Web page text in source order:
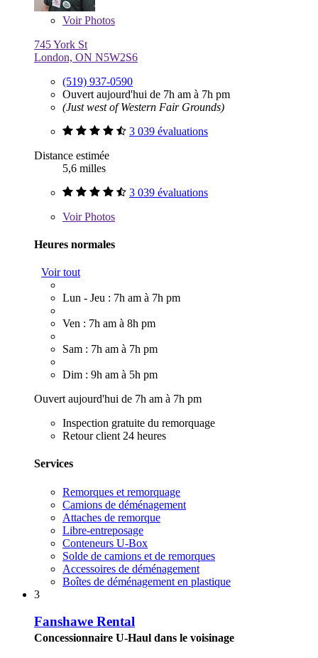
VoirPhotos
745 York St
London, ON N5W2S6
(519) 937-0590
Ouvert aujourd'hui de 7h am à 7h pm
(Just west of Western Fair Grounds)
3 039 évaluations
Distance estimée
5,6 milles
3 039 évaluations
VoirPhotos
Heures normales
Voir tout
Lun - Jeu : 7h am à 7h pm
Ven : 7h am à 8h pm
Sam : 7h am à 7h pm
Dim : 9h am à 5h pm
Ouvert aujourd'hui de 7h am à 7h pm
Inspection gratuite du remorquage
Retour client 24 heures
Services
Remorques et remorquage
Camions de déménagement
Attaches de remorque
Libre-entreposage
Conteneurs U-Box
Solde de camions et de remorques
Accessoires de déménagement
Boîtes de déménagement en plastique
3
Fanshawe Rental
Concessionnaire U-Haul dans le voisinage